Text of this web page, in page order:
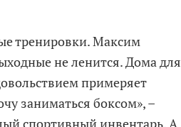
тренировки. Максим
не ленится. Дома для
примеряет
заниматься боксом», –